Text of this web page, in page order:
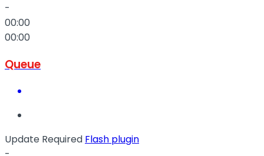
-
00:00
00:00
Queue
Update Required Flash plugin